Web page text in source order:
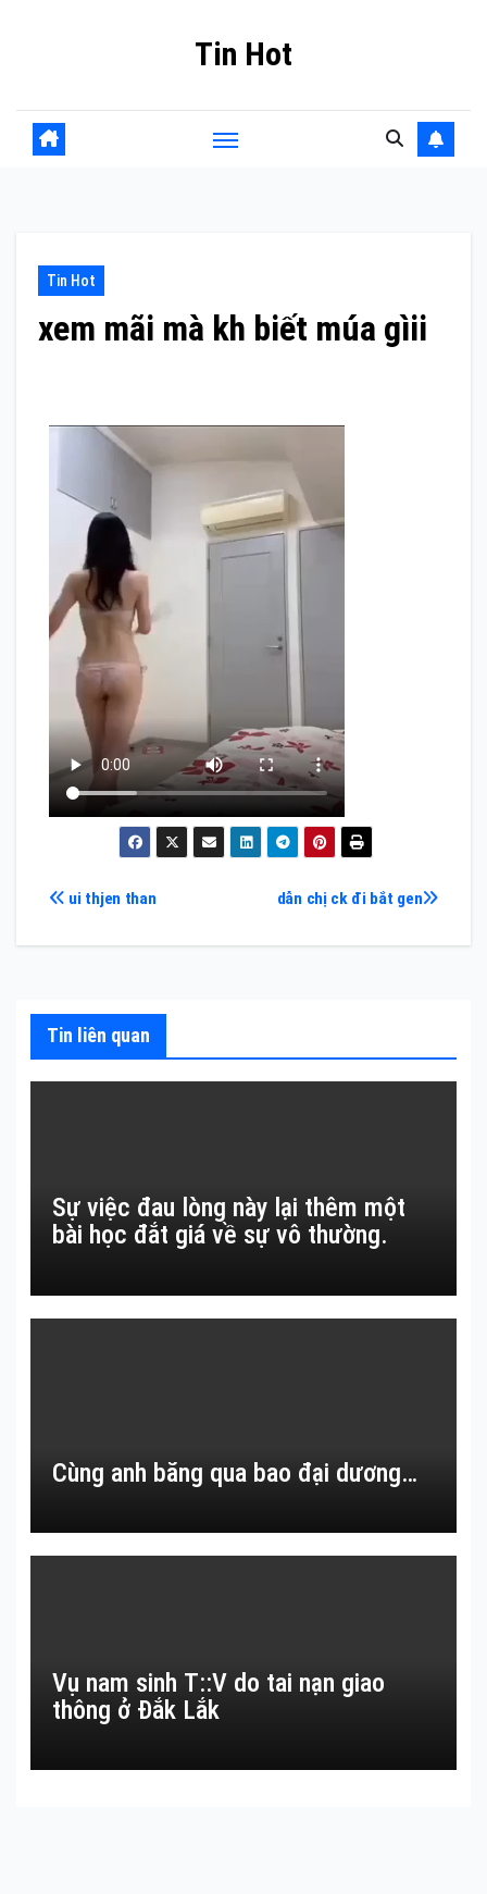
Tin Hot
Tin Hot
xem mãi mà kh biết múa gìii
Điều
hướng
viết
dẫn chị ck đi bắt gen
ui thjen than
Tin liên quan
Sự việc đau lòng này lại thêm một
bài học đắt giá về sự vô thường.
Cùng anh băng qua bao đại dương…
Vụ nam sinh T::V do tai nạn giao
thông ở Đắk Lắk